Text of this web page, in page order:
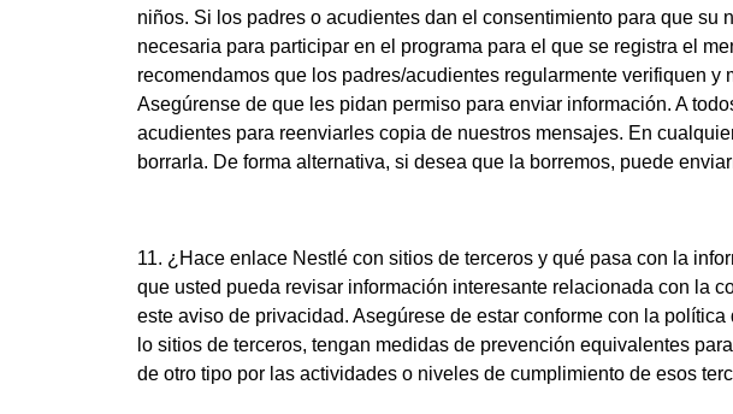
niños. Si los padres o acudientes dan el consentimiento para que
necesaria para participar en el programa para el que se registra el
recomendamos que los padres/acudientes regularmente verifiquen
Asegúrense de que les pidan permiso para enviar información. A
acudientes para reenviarles copia de nuestros mensajes. En
borrarla. De forma alternativa, si desea que la borremos, puede
11. ¿Hace enlace Nestlé con sitios de terceros y qué pasa con la
que usted pueda revisar información interesante relacionada con la
este aviso de privacidad. Asegúrese de estar conforme con la
lo sitios de terceros, tengan medidas de prevención equivalentes
de otro tipo por las actividades o niveles de cumplimiento de esos